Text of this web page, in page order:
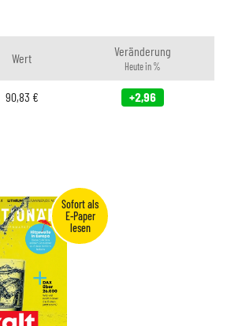
Wert Veränderung
Heute in %
90,83 € +2,96